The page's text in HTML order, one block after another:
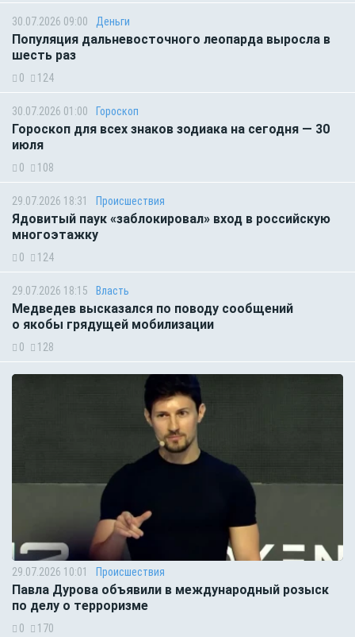
30.07.2026 09:00 Деньги
Популяция дальневосточного леопарда выросла в
шесть раз
0 124
30.07.2026 01:00 Гороскоп
Гороскоп для всех знаков зодиака на сегодня — 30
июля
0 108
29.07.2026 18:31 Происшествия
Ядовитый паук «заблокировал» вход в российскую
многоэтажку
0 124
29.07.2026 18:15 Власть
Медведев высказался по поводу сообщений
о якобы грядущей мобилизации
0 128
29.07.2026 10:01 Происшествия
Павла Дурова объявили в международный розыск
по делу о терроризме
0 170